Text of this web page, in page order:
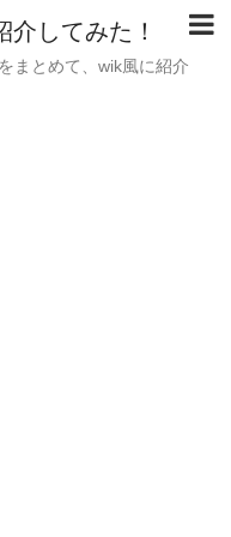
してみた！
まとめて、wik風に紹介